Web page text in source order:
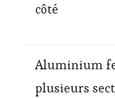
côté
Aluminium
plusieurs